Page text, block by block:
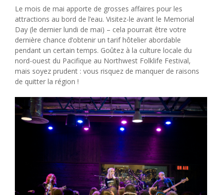
Le mois de mai apporte de grosses affaires pour les
attractions au bord de l’eau. Visitez-le avant le Memorial
Day (le dernier lundi de mai) – cela pourrait être votre
dernière chance d’obtenir un tarif hôtelier abordable
pendant un certain temps. Goûtez à la culture locale du
nord-ouest du Pacifique au Northwest Folklife Festival,
mais soyez prudent : vous risquez de manquer de raisons
de quitter la région !